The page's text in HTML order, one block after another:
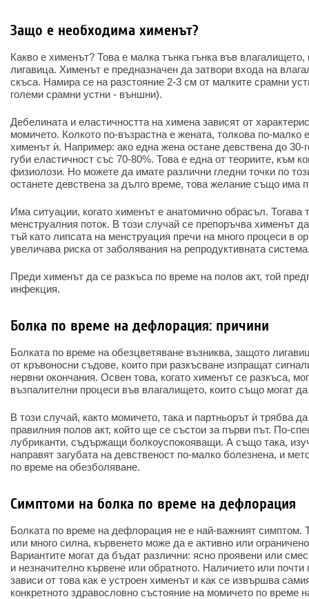
Защо е необходима хименът?
Какво е хименът? Това е малка тънка гънка във влагалището,
лигавица. Хименът е предназначен да затвори входа на
скъса. Намира се на разстояние 2-3 см от малките срамни
големи срамни устни - външни).
Дебелината и еластичността на химена зависят от
момичето. Колкото по-възрастна е жената, толкова по-малко
хименът ѝ. Например: ако една жена остане девствена до 30-
губи еластичност със 70-80%. Това е една от теориите, към
физиолози. Но можете да имате различни гледни точки по
останете девствена за дълго време, това желание също има
Има ситуации, когато хименът е анатомично обрасъл. Тогава
менструалния поток. В този случай се препоръчва хименът
тъй като липсата на менструация пречи на много процеси в
увеличава риска от заболявания на репродуктивната
Преди хименът да се разкъса по време на полов акт, той
инфекция.
Болка по време на дефлорация: причини
Болката по време на обезцветяване възниква, защото
от кръвоносни съдове, които при разкъсване изпращат
нервни окончания. Освен това, когато хименът се разкъса,
възпалителни процеси във влагалището, които също могат
В този случай, както момичето, така и партньорът ѝ трябва
правилния полов акт, който ще се състои за първи път. По-
лубриканти, съдържащи болкоуспокояващи. А също така,
направят загубата на девственост по-малко болезнена, и
по време на обезболяване.
Симптоми на болка по време на дефлорация
Болката по време на дефлорация не е най-важният симптом.
или много силна, кървенето може да е активно или
Вариантите могат да бъдат различни: ясно проявени или
и незначително кървене или обратното. Наличието или
зависи от това как е устроен хименът и как се извършва
конкретното здравословно състояние на момичето по време